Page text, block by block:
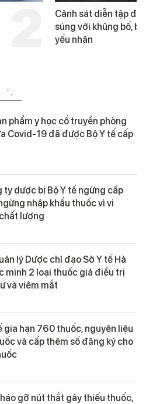
Cảnh sát diễn tập
súng với khủng bố,
yếu nhân
phẩm y học cổ truyền phòng
Covid-19 đã được Bộ Y tế cấp
ty dược bị Bộ Y tế ngừng cấp
nhập khẩu thuốc vì vi
lượng
lý Dược chỉ đạo Sở Y tế Hà
minh 2 loại thuốc giả điều trị
và viêm mắt
gia hạn 760 thuốc, nguyên liệu
và cấp thêm số đăng ký cho
gỡ nút thắt gây thiếu thuốc,